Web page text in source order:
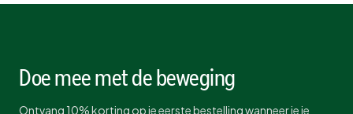
Doe mee met de beweging
Ontvang 10% korting op je eerste bestelling wanneer je je